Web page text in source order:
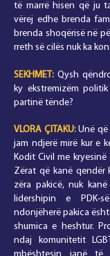
të marrë hisen që ju
vërej edhe brenda
brenda shoqërisë në
rreth së cilës nuk ka
SEKHMET: Qysh
ky ekstremizëm
partinë tënde?
VLORA ÇITAKU:Unë që
jam ndjerë mirë kur e
Kodit Civil me
Zërat që kanë qendër
zëra pakicë, nuk
lidershipin e PDK-
ndonjëherë pakica
shumica e heshtur.
ndaj komunitetit